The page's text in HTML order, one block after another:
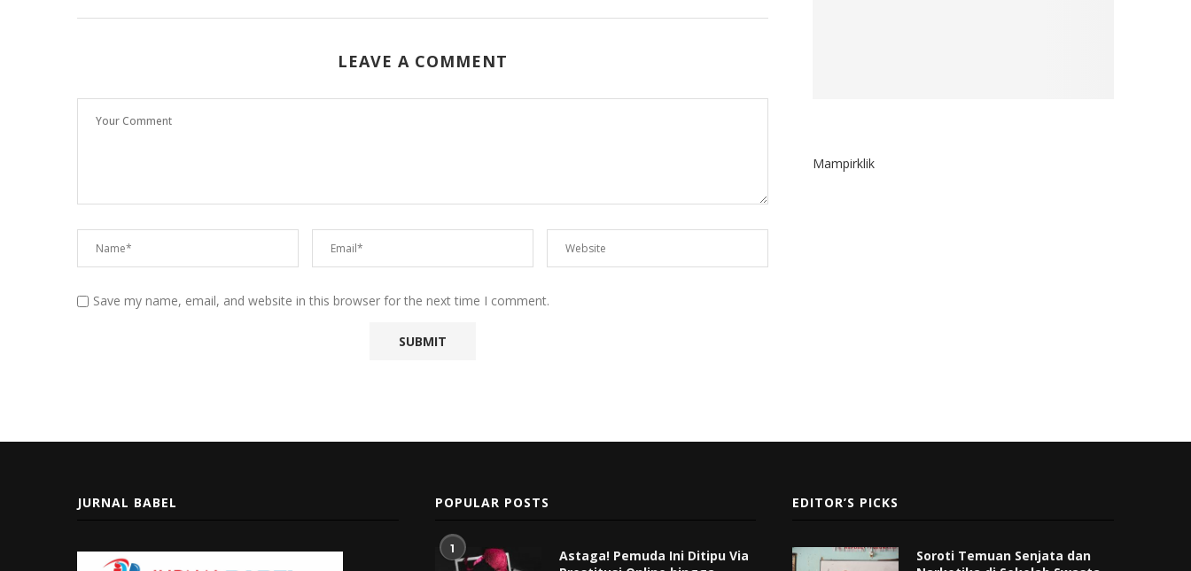
LEAVE A COMMENT
Save my name, email, and website in this browser for the next time I comment.
Mampirklik
JURNAL BABEL POPULAR POSTS
1
Astaga! Pemuda Ini Ditipu Via
EDITOR’S PICKS
Soroti Temuan Senjata dan